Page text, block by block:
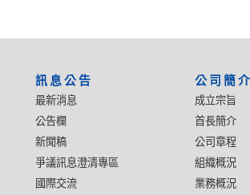
訊息公告
最新消息
公告欄
新聞稿
爭議訊息澄清專區
國際交流
公司簡介
成立宗旨
首長簡介
公司章程
組織概況
業務概況